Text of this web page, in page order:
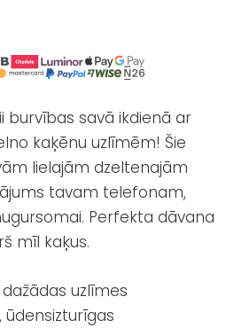
burvības savā ikdienā ar
kaķēnu uzlīmēm! Šie
lielajām dzeltenajām
tavam telefonam,
Perfekta dāvana
mīl kaķus.
uzlīmes